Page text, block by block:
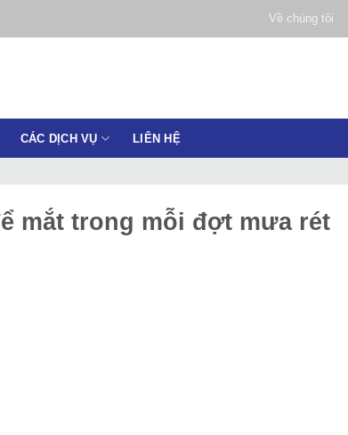
Về chúng tôi
CÁC DỊCH VỤ LIÊN HỆ
mắt trong mỗi đợt mưa rét